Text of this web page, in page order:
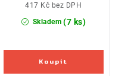
Skladem (7 ks)
417 Kč bez DPH